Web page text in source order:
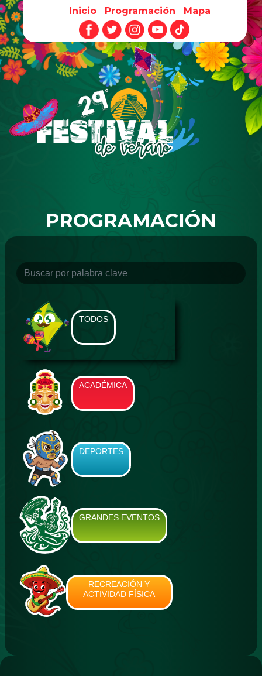
Pasar al contenido principal
Inicio Programación Mapa
PROGRAMACIÓN
TODOS
ACADÉMICA
DEPORTES
GRANDES EVENTOS
RECREACIÓN Y
ACTIVIDAD FÍSICA